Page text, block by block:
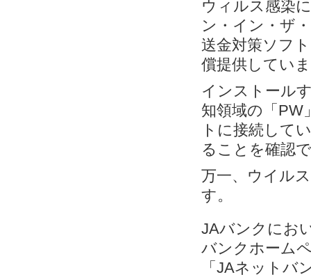
ウィルス感染
ン・イン・ザ
送金対策ソフ
償提供してい
インストール
知領域の「PW
トに接続して
ることを確認
万一、ウイル
す。
JAバンクにお
バンクホーム
「JAネットバ